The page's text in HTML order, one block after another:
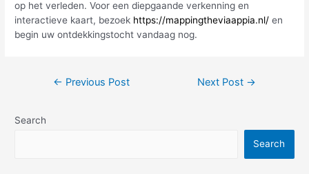
op het verleden. Voor een diepgaande verkenning en
interactieve kaart, bezoek https://mappingtheviaappia.nl/ en
begin uw ontdekkingstocht vandaag nog.
← Previous Post Next Post →
Search
Search